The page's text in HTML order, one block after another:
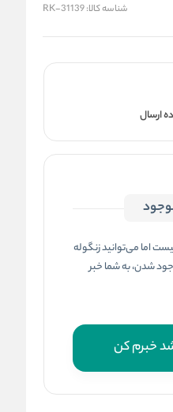
شناسه کالا:RK-31139
ارسال
اما می‌توانید زنگوله
شدن، به شما خبر
خبرم کن